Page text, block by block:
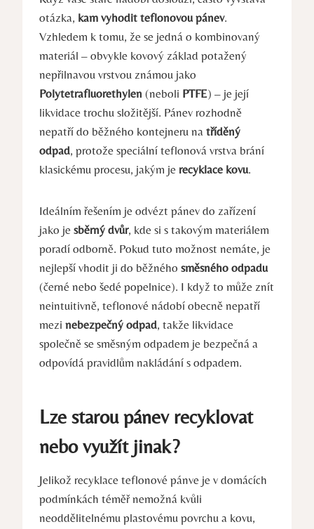
otázka, kam vyhodit teflonovou pánev.
Vzhledem k tomu, že se jedná o kombinovaný
materiál – obvykle kovový základ potažený
nepřilnavou vrstvou známou jako
Polytetrafluorethylen (neboli PTFE) – je její
likvidace trochu složitější. Pánev rozhodně
nepatří do běžného kontejneru na tříděný
odpad, protože speciální teflonová vrstva brání
klasickému procesu, jakým je recyklace kovu.
Ideálním řešením je odvézt pánev do zařízení
jako je sběrný dvůr, kde si s takovým materiálem
poradí odborně. Pokud tuto možnost nemáte, je
nejlepší vhodit ji do běžného směsného odpadu
(černé nebo šedé popelnice). I když to může znít
neintuitivně, teflonové nádobí obecně nepatří
mezi nebezpečný odpad, takže likvidace
společně se směsným odpadem je bezpečná a
odpovídá pravidlům nakládání s odpadem.
Lze starou pánev recyklovat
nebo využít jinak?
Jelikož recyklace teflonové pánve je v domácích
podmínkách téměř nemožná kvůli
neoddělitelnému plastovému povrchu a kovu,